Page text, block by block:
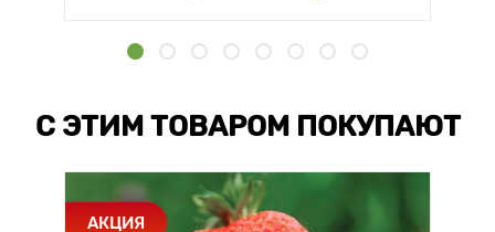
С ЭТИМ ТОВАРОМ ПОКУПАЮТ
АКЦИЯ